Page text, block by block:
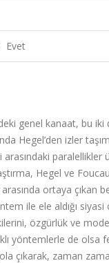
Evet
genel kanaat, bu iki
Hegel’den izler
arasındaki
Hegel ve
ortaya çıkan
ile ele aldığı
özgürlük ve
yöntemlerle de
çıkarak, zaman